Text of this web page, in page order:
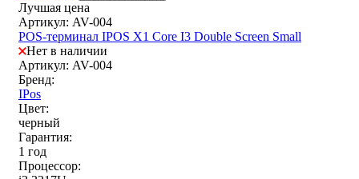
Лучшая цена
Артикул: AV-004
POS-терминал IPOS X1 Core I3 Double Screen Small
Нет в наличии
Артикул: AV-004
Бренд:
IPos
Цвет:
черный
Гарантия:
1 год
Процессор: